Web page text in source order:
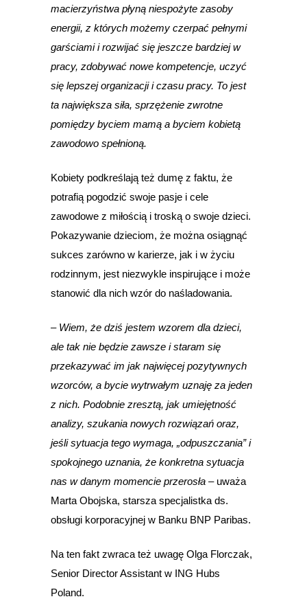
macierzyństwa płyną niespożyte zasoby
energii, z których możemy czerpać pełnymi
garściami i rozwijać się jeszcze bardziej w
pracy, zdobywać nowe kompetencje, uczyć
się lepszej organizacji i czasu pracy. To jest
ta największa siła, sprzężenie zwrotne
pomiędzy byciem mamą a byciem kobietą
zawodowo spełnioną.
Kobiety podkreślają też dumę z faktu, że
potrafią pogodzić swoje pasje i cele
zawodowe z miłością i troską o swoje dzieci.
Pokazywanie dzieciom, że można osiągnąć
sukces zarówno w karierze, jak i w życiu
rodzinnym, jest niezwykle inspirujące i może
stanowić dla nich wzór do naśladowania.
– Wiem, że dziś jestem wzorem dla dzieci,
ale tak nie będzie zawsze i staram się
przekazywać im jak najwięcej pozytywnych
wzorców, a bycie wytrwałym uznaję za jeden
z nich. Podobnie zresztą, jak umiejętność
analizy, szukania nowych rozwiązań oraz,
jeśli sytuacja tego wymaga, „odpuszczania” i
spokojnego uznania, że konkretna sytuacja
nas w danym momencie przerosła – uważa
Marta Obojska, starsza specjalistka ds.
obsługi korporacyjnej w Banku BNP Paribas.
Na ten fakt zwraca też uwagę Olga Florczak,
Senior Director Assistant w ING Hubs
Poland.